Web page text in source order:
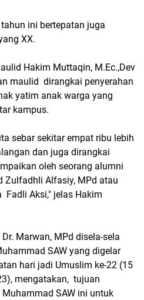
ini bertepatan juga
XX.
Hakim Muttaqin, M.Ec.,Dev
maulid dirangkai penyerahan
yatim anak warga yang
kampus.
sebar sekitar empat ribu lebih
dan juga dirangkai
oleh seorang alumni
Zulfadhli Alfasiy, MPd atau
Fadli Aksi," jelas Hakim
Marwan, MPd disela-sela
SAW yang digelar
hari jadi Umuslim ke-22 (15
mengatakan, tujuan
SAW ini untuk